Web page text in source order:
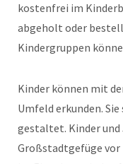
kostenfrei im
abgeholt oder
Kindergruppen
Kinder können mit
Umfeld erkunden.
gestaltet. Kinder und
Großstadtgefüge